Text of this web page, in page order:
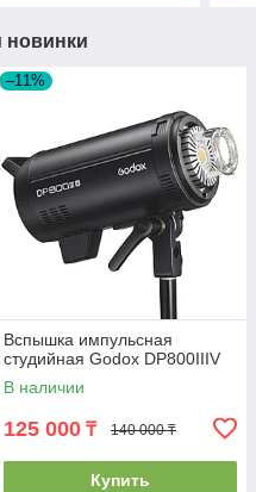
новинки
–11%
Вспышка импульсная
студийная Godox DP800IIIV
В наличии
125 000 ₸ 140 000 ₸
Купить